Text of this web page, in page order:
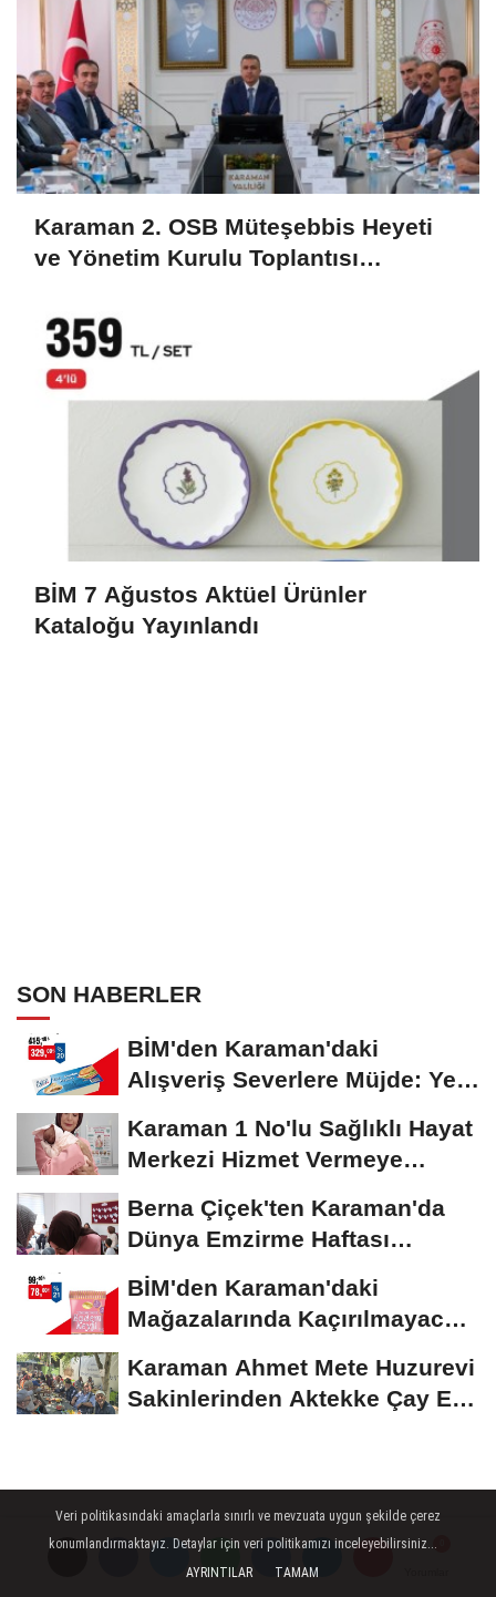
Karaman 2. OSB Müteşebbis Heyeti
ve Yönetim Kurulu Toplantısı
BİM 7 Ağustos Aktüel Ürünler
Kataloğu Yayınlandı
SON HABERLER
BİM'den Karaman'daki
Alışveriş Severlere Müjde: Yeni
Karaman 1 No'lu Sağlıklı Hayat
Merkezi Hizmet Vermeye
Berna Çiçek'ten Karaman'da
Dünya Emzirme Haftası
Etkinliğine Ziyaret
BİM'den Karaman'daki
Mağazalarında Kaçırılmayacak
Karaman Ahmet Mete Huzurevi
Sakinlerinden Aktekke Çay Evi
Veri politikasındaki amaçlarla sınırlı ve mevzuata uygun şekilde çerez
konumlandırmaktayız. Detaylar için veri politikamızı inceleyebilirsiniz...
AYRINTILAR
TAMAM